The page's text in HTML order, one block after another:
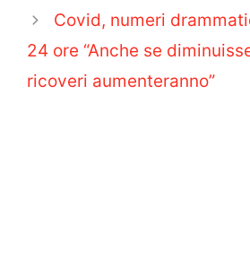
Covid, numeri
24 ore “Anche se
ricoveri aumenteranno”